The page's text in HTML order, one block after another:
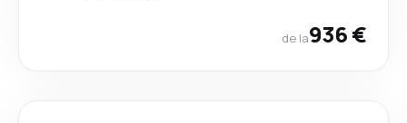
de la936 €